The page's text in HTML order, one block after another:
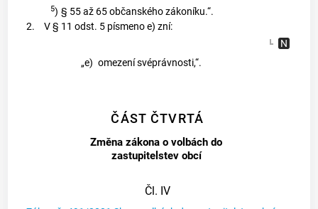
5) § 55 až 65 občanského zákoníku.“.
2.
V § 11 odst. 5 písmeno e) zní:
„e) omezení svéprávnosti,“.
ČÁST ČTVRTÁ
Změna zákona o volbách do
zastupitelstev obcí
Čl. IV